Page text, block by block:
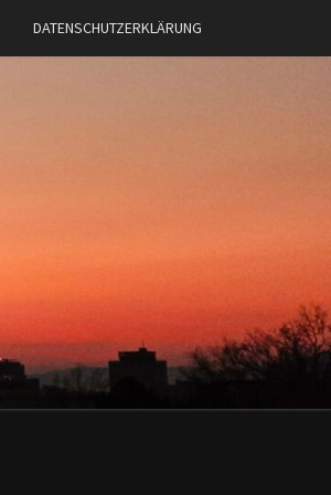
DATENSCHUTZERKLÄRUNG